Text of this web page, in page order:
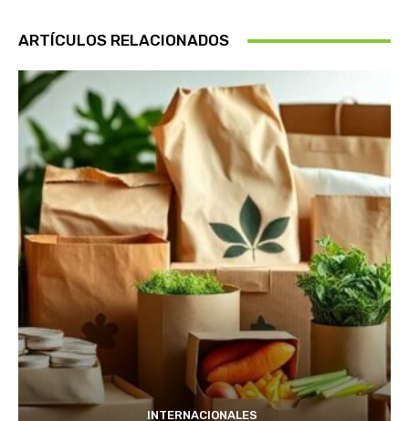
ARTÍCULOS RELACIONADOS
INTERNACIONALES